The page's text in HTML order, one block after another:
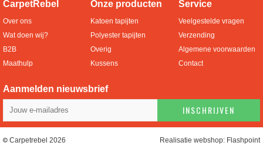
CarpetRebel
Over ons
Wat doen wij?
B2B
Maathulp
Onze producten
Katoen tapijten
Polyester tapijten
Overig
Kussens
Service
Veelgestelde vragen
Verzending
Algemene voorwaarden
Contact
Aanmelden nieuwsbrief
INSCHRIJVEN
Carpetrebel 2026 Realisatie webshop: Flashpoint